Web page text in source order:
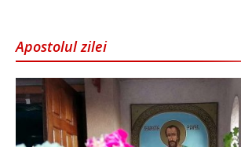
Apostolul zilei